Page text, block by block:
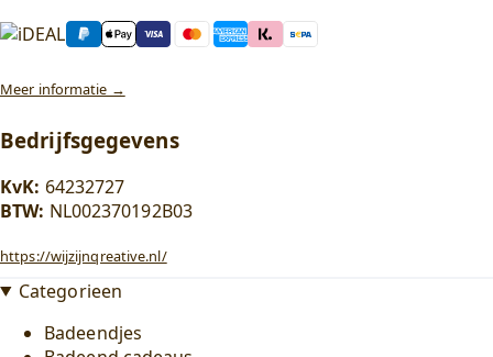
Meer informatie →
Bedrijfsgegevens
KvK: 64232727
BTW: NL002370192B03
https://wijzijnqreative.nl/
Categorieen
Badeendjes